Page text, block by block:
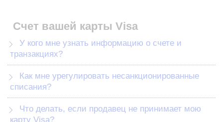
Счет вашей карты Visa
транзакциях?
списания?
карту Visa?